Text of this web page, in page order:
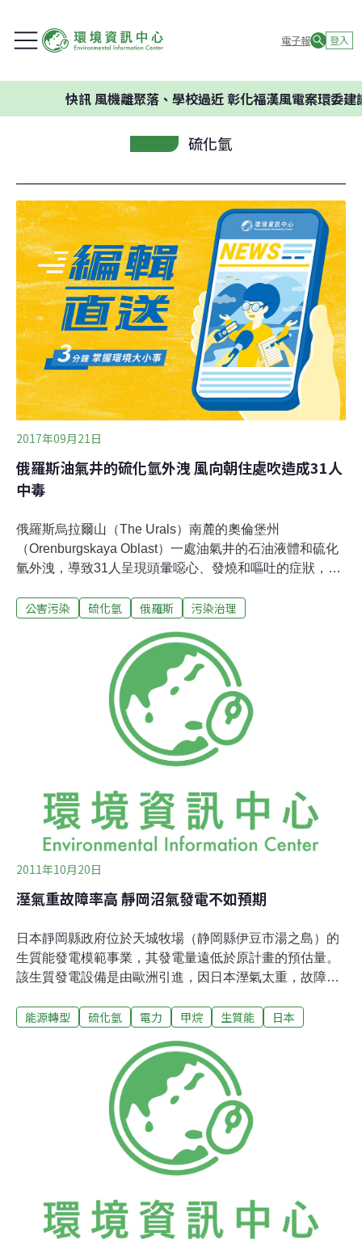
電子報 登入
風機離聚落、學校過近 彰化福漢風電案環委建議不應
硫化氫
2017年09月21日
俄羅斯油氣井的硫化氫外洩 風向朝住處吹造成31人
中毒
俄羅斯烏拉爾山（The Urals）南麓的奧倫堡州
（Orenburgskaya Oblast）一處油氣井的石油液體和硫化
氫外洩，導致31人呈現頭暈噁心、發燒和嘔吐的症狀，其
奧倫堡州分會主席助理林科娃表示，含硫化氫油氣井距離
處，因此民眾才會吸入毒氣。當地民眾表示，大約過一小
時後，街道空氣就恢復正常了，不過室內還是殘留令人不
舒服的氣味。專家也建議民眾不要前往地窖或酒窖，因為
氣體很可能還留在裡面，造成火災意外。林科娃說，當地
醫療機構正在對受傷兒童進行醫療觀察，所有傷者的情況
都還在掌控之中。俄羅斯天然氣工業股份公司旗下子公司
Gazprom Neft證實，油氣井外洩的氣體為硫化氫，目前已
刑事案件起訴。
公害污染 硫化氫 俄羅斯 污染治理
2011年10月20日
溼氣重故障率高 靜岡沼氣發電不如預期
日本靜岡縣政府位於天城牧場（静岡縣伊豆市湯之島）的
生質能發電模範事業，其發電量遠低於原計畫的預估量。
該生質發電設備是由歐洲引進，因日本溼氣太重，故障頻
0.05%，相當於41千瓦而已。靜岡縣於2004年投資約4億
約出資2億9,000萬日幣），以設置生質能發電設施。當時
號稱再生利用廢棄物進行生質能發電的技術備受矚目，其
運作機制係於牛糞尿內摻入超市或學校營養午餐的廚餘，
利用微生物發酵產生甲烷，而進行燃燒以發電。該設施於
2005年6月正式啟動，當初設定的發電目標係年間使用920
噸的糞尿或廚餘，以產生8萬9,400千瓦小時的發電量。開
始營運後隔年的2006年度的總發電量達到了目標值的
年減少，2009年度僅達到了目標值的18%，約1萬6,
能源轉型 硫化氫 電力 甲烷 生質能 日本